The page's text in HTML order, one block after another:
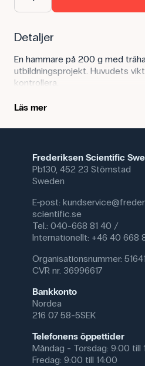
Detaljer
En hammare på 200 g med
utbildningsprojekt. Huvudets
kontrollera.
Produktens
Hammaren används också i
Denna text är översatt med AI
Innehållet har kvalitetssäkrats
Läs mer
Frederiksen Scientific
Pb130, 452 23 Stömstad
Sweden
E-post:
scientific.se
Tel.: 040-668 81 40 /
Internationellt: +46 40 668
Organisationsnummer:
CVR nr. 36996617
Bankkonto
Nordea
216 07 58-5SEK
Telefonens öppettider
Måndag - Torsdag: 9:00 till
Fredag: 9:00 till 14:00